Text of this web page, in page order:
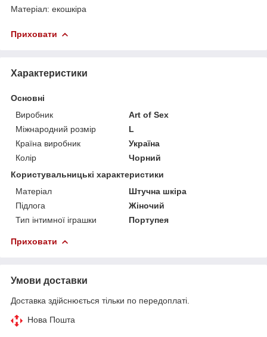
Матеріал: екошкіра
Приховати
Характеристики
Основні
Виробник
Art of Sex
Міжнародний розмір
L
Країна виробник
Україна
Колір
Чорний
Користувальницькі характеристики
Матеріал
Штучна шкіра
Підлога
Жіночий
Тип інтимної іграшки
Портупея
Приховати
Умови доставки
Доставка здійснюється тільки по передоплаті.
Нова Пошта